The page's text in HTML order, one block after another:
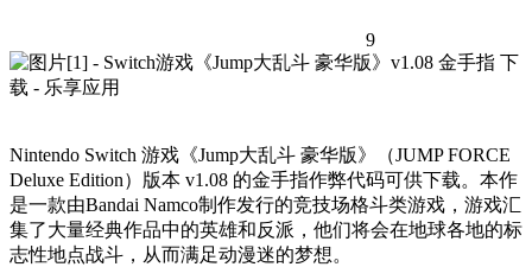
9
Nintendo Switch 游戏《Jump大乱斗 豪华版》（JUMP FORCE
Deluxe Edition）版本 v1.08 的金手指作弊代码可供下载。本作
是一款由Bandai Namco制作发行的竞技场格斗类游戏，游戏汇
集了大量经典作品中的英雄和反派，他们将会在地球各地的标
志性地点战斗，从而满足动漫迷的梦想。